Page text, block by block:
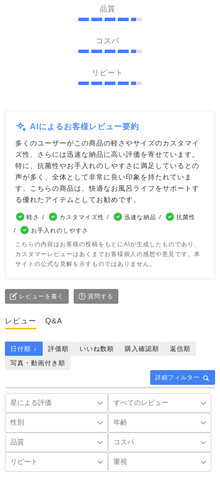
品質
コスパ
リピート
AIによるお客様レビュー要約
多くのユーザーがこの商品の軽さやサイズのカスタマイ
ズ性、さらには迅速な納品に高い評価を寄せています。
特に、抗菌性やお手入れのしやすさに満足しているとの
声が多く、全体として非常に良い印象を持たれていま
す。こちらの商品は、快適なお風呂ライフをサポートす
る優れたアイテムとしてお勧めです。
軽さ カスタマイズ性 迅速な納品
抗菌性
お手入れのしやすさ
こちらの内容はお客様の投稿をもとにAIが生成したものであり、
カスタマーレビューはあくまでお客様個人の感想や意見です。本
サイトの公式な見解を示すものではありません。
レビューを書く 質問する
レビュー Q&A
詳細フィルター
日付順 ↓ 評価順 いいね数順 購入確認順
返信順
写真・動画付き順